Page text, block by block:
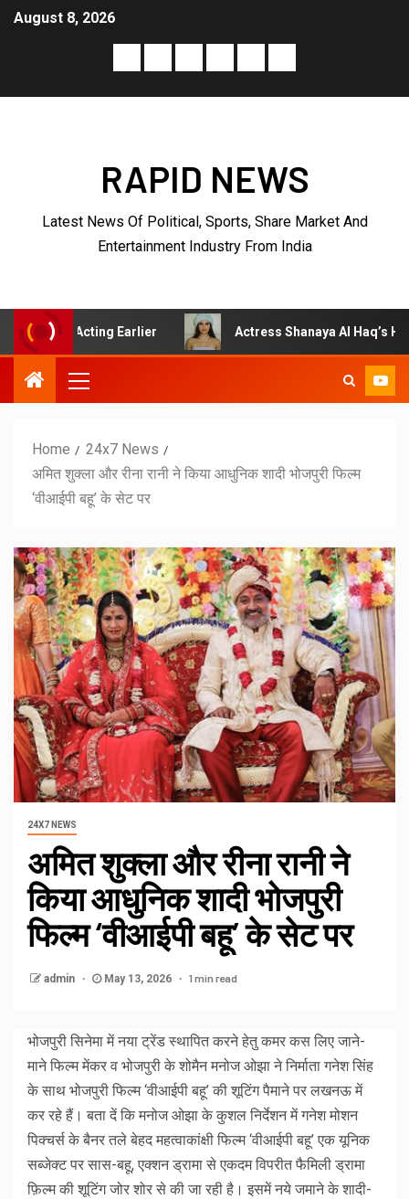
August 8, 2026
RAPID NEWS
Latest News Of Political, Sports, Share Market And
Entertainment Industry From India
Earlier Actress Shanaya Al Haq’s Her
Home
24x7 News
अमित शुक्ला और रीना रानी ने किया आधुनिक शादी भोजपुरी फिल्म
‘वीआईपी बहू’ के सेट पर
24X7 NEWS
अमित शुक्ला और रीना रानी ने
किया आधुनिक शादी भोजपुरी
फिल्म ‘वीआईपी बहू’ के सेट पर
admin May 13, 2026 1 min read
भोजपुरी सिनेमा में नया ट्रेंड स्थापित करने हेतु कमर कस लिए जाने-
माने फिल्म मेंकर व भोजपुरी के शोमैन मनोज ओझा ने निर्माता गनेश सिंह
के साथ भोजपुरी फिल्म ‘वीआईपी बहू’ की शूटिंग पैमाने पर लखनऊ में
कर रहे हैं। बता दें कि मनोज ओझा के कुशल निर्देशन में गनेश मोशन
पिक्चर्स के बैनर तले बेहद महत्वाकांक्षी फिल्म ‘वीआईपी बहू’ एक यूनिक
सब्जेक्ट पर सास-बहू, एक्शन ड्रामा से एकदम विपरीत फैमिली ड्रामा
फ़िल्म की शूटिंग जोर शोर से की जा रही है। इसमें नये जमाने के शादी-